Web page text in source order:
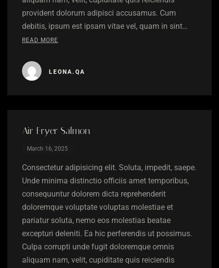
provident dolorum adipisci accusamus. Cum
debitis, ipsum est ipsam vitae vel, quam in sint…
READ MORE
LEONA.QA
Air Fryer Salmon
March 16, 2025
Consectetur adipisicing elit. Soluta, impedit, saepe.
Unde minima distinctio officiis amet temporibus,
consequuntur dolorem dicta reprehenderit
doloremque voluptate voluptas molestiae et
pariatur soluta, nemo eos molestias beatae
excepturi deleniti. Ea hic perferendis ut possimus.
Culpa corrupti unde fugit doloremque omnis
aliquam nam, velit, cupiditate quis reiciendis